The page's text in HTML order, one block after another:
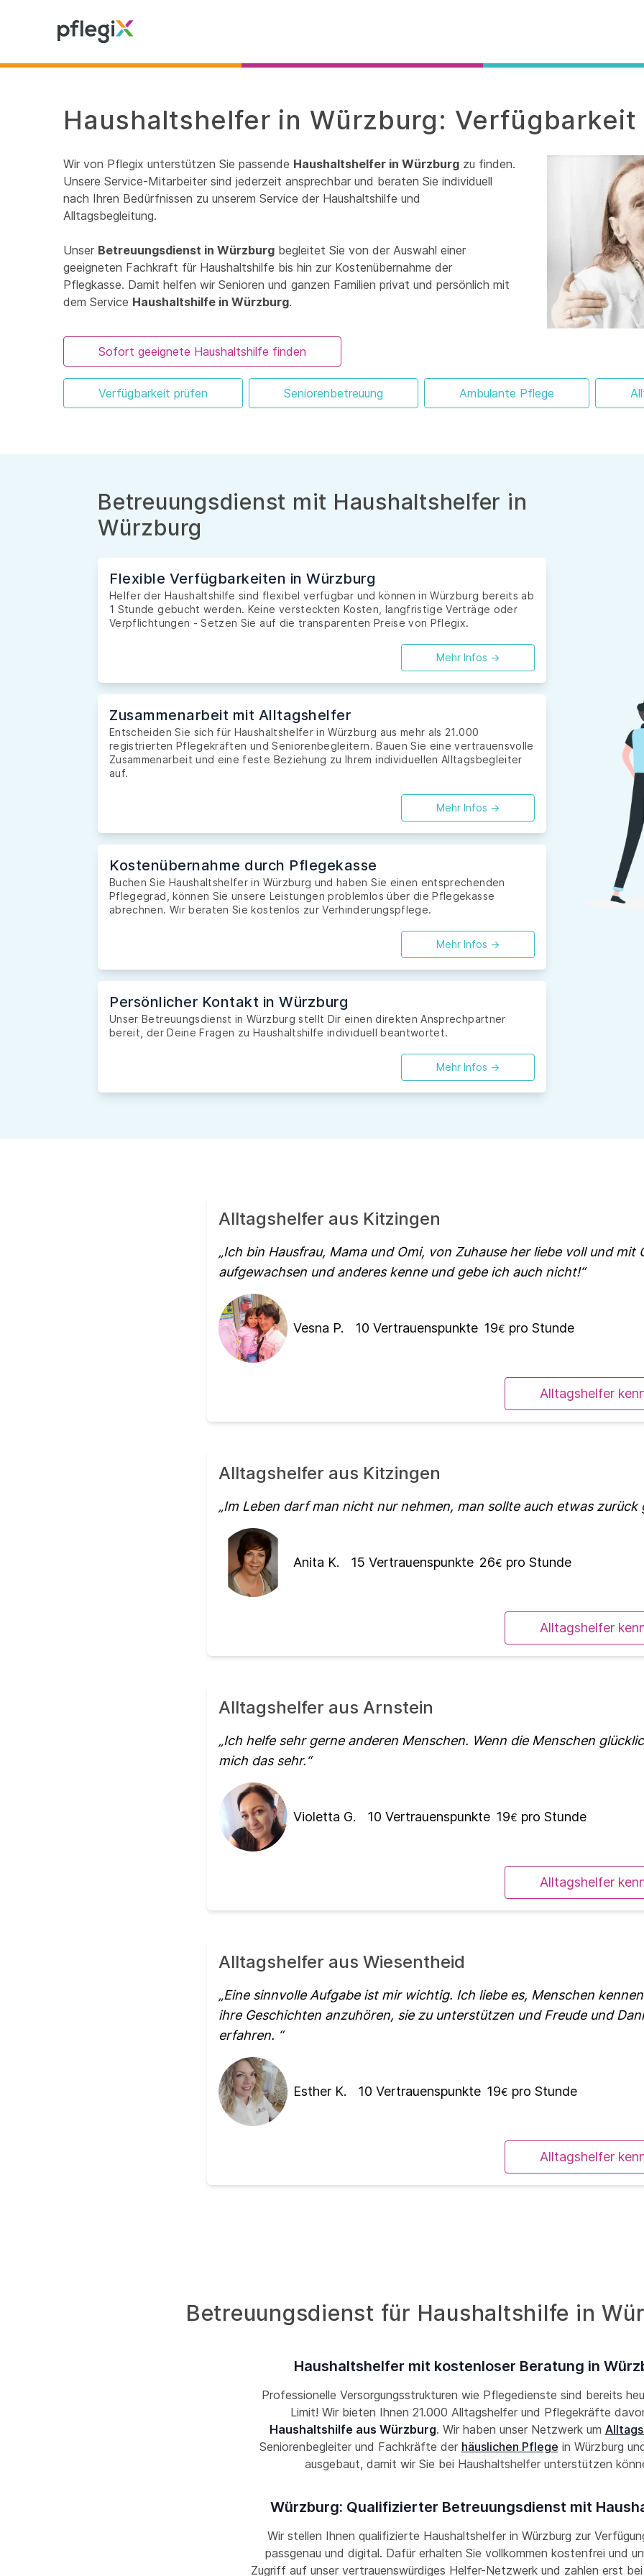
Haushaltshelfer in Würzburg: Verfügbarkeit
Wir von Pflegix unterstützen Sie passende Haushaltshelfer in Würzburg zu finden.
Unsere Service-Mitarbeiter sind jederzeit ansprechbar und beraten Sie individuell
nach Ihren Bedürfnissen zu unserem Service der Haushaltshilfe und
Alltagsbegleitung.
Unser Betreuungsdienst in Würzburg begleitet Sie von der Auswahl einer
geeigneten Fachkraft für Haushaltshilfe bis hin zur Kostenübernahme der
Pflegkasse. Damit helfen wir Senioren und ganzen Familien privat und persönlich mit
dem Service Haushaltshilfe in Würzburg.
Sofort geeignete Haushaltshilfe finden
Verfügbarkeit prüfen Seniorenbetreuung Ambulante Pflege
Betreuungsdienst mit Haushaltshelfer in
Würzburg
Flexible Verfügbarkeiten in Würzburg
Helfer der Haushaltshilfe sind flexibel verfügbar und können in Würzburg bereits ab
1 Stunde gebucht werden. Keine versteckten Kosten, langfristige Verträge oder
Verpflichtungen - Setzen Sie auf die transparenten Preise von Pflegix.
Mehr Infos ->
Zusammenarbeit mit Alltagshelfer
Entscheiden Sie sich für Haushaltshelfer in Würzburg aus mehr als 21.000
registrierten Pflegekräften und Seniorenbegleitern. Bauen Sie eine vertrauensvolle
Zusammenarbeit und eine feste Beziehung zu Ihrem individuellen Alltagsbegleiter
auf.
Mehr Infos ->
Kostenübernahme durch Pflegekasse
Buchen Sie Haushaltshelfer in Würzburg und haben Sie einen entsprechenden
Pflegegrad, können Sie unsere Leistungen problemlos über die Pflegekasse
abrechnen. Wir beraten Sie kostenlos zur Verhinderungspflege.
Mehr Infos ->
Persönlicher Kontakt in Würzburg
Unser Betreuungsdienst in Würzburg stellt Dir einen direkten Ansprechpartner
bereit, der Deine Fragen zu Haushaltshilfe individuell beantwortet.
Mehr Infos ->
Alltagshelfer aus Kitzingen
Ich bin Hausfrau, Mama und Omi, von Zuhause her liebe voll und mit
aufgewachsen und anderes kenne und gebe ich auch nicht!
Vesna P. 10 Vertrauenspunkte 19€ pro Stunde
Alltagshelfer
Alltagshelfer aus Kitzingen
Im Leben darf man nicht nur nehmen, man sollte auch etwas zurück
Anita K. 15 Vertrauenspunkte 26€ pro Stunde
Alltagshelfer
Alltagshelfer aus Arnstein
Ich helfe sehr gerne anderen Menschen. Wenn die Menschen
mich das sehr.
Violetta G. 10 Vertrauenspunkte 19€ pro Stunde
Alltagshelfer
Alltagshelfer aus Wiesentheid
Eine sinnvolle Aufgabe ist mir wichtig. Ich liebe es, Menschen
ihre Geschichten anzuhören, sie zu unterstützen und Freude und
erfahren.
Esther K. 10 Vertrauenspunkte 19€ pro Stunde
Alltagshelfer
Betreuungsdienst für Haushaltshilfe in
Haushaltshelfer mit kostenloser Beratung in
Professionelle Versorgungsstrukturen wie Pflegedienste sind bereits
Limit! Wir bieten Ihnen 21.000 Alltagshelfer und Pflegekräfte
Haushaltshilfe aus Würzburg. Wir haben unser Netzwerk um
Seniorenbegleiter und Fachkräfte der häuslichen Pflege in Würzburg
ausgebaut, damit wir Sie bei Haushaltshelfer unterstützen
Würzburg: Qualifizierter Betreuungsdienst mit
Wir stellen Ihnen qualifizierte Haushaltshelfer in Würzburg zur
passgenau und digital. Dafür erhalten Sie vollkommen kostenfrei und
Zugriff auf unser vertrauenswürdiges Helfer-Netzwerk und zahlen erst